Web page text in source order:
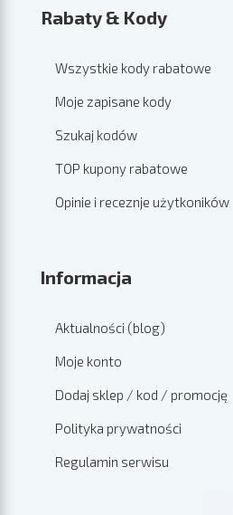
Rabaty & Kody
Wszystkie kody rabatowe
Moje zapisane kody
Szukaj kodów
TOP kupony rabatowe
Opinie i receznje użytkoników
Informacja
Aktualności (blog)
Moje konto
Dodaj sklep / kod / promocję
Polityka prywatności
Regulamin serwisu